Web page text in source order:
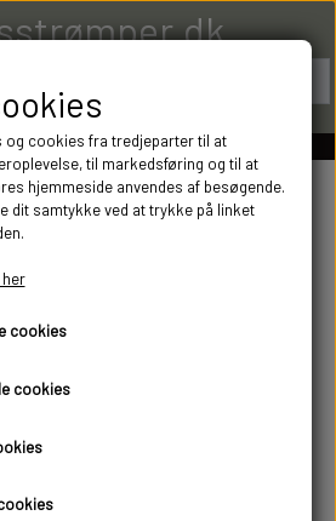
og cookies fra tredjeparter til at
til markedsføring og til at
hjemmeside anvendes af besøgende.
dit samtykke ved at trykke på linket
cookies
cookies